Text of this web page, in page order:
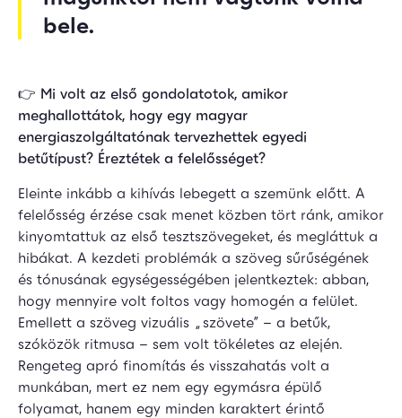
bele.
👉 Mi volt az első gondolatotok, amikor
meghallottátok, hogy egy magyar
energiaszolgáltatónak tervezhettek egyedi
betűtípust? Éreztétek a felelősséget?
Eleinte inkább a kihívás lebegett a szemünk előtt. A
felelősség érzése csak menet közben tört ránk, amikor
kinyomtattuk az első tesztszövegeket, és megláttuk a
hibákat. A kezdeti problémák a szöveg sűrűségének
és tónusának egységességében jelentkeztek: abban,
hogy mennyire volt foltos vagy homogén a felület.
Emellett a szöveg vizuális „szövete” – a betűk,
szóközök ritmusa – sem volt tökéletes az elején.
Rengeteg apró finomítás és visszahatás volt a
munkában, mert ez nem egy egymásra épülő
folyamat, hanem egy minden karaktert érintő